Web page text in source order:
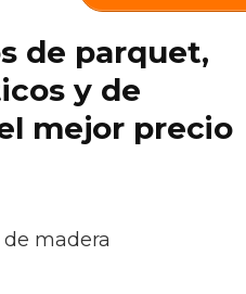
de parquet,
y de
mejor precio
madera